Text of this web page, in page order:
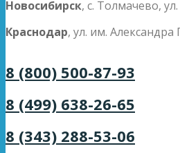
Новосибирск, с. Толмачево,
Краснодар, ул. им.
8 (800) 500-87-93
8 (499) 638-26-65
8 (343) 288-53-06